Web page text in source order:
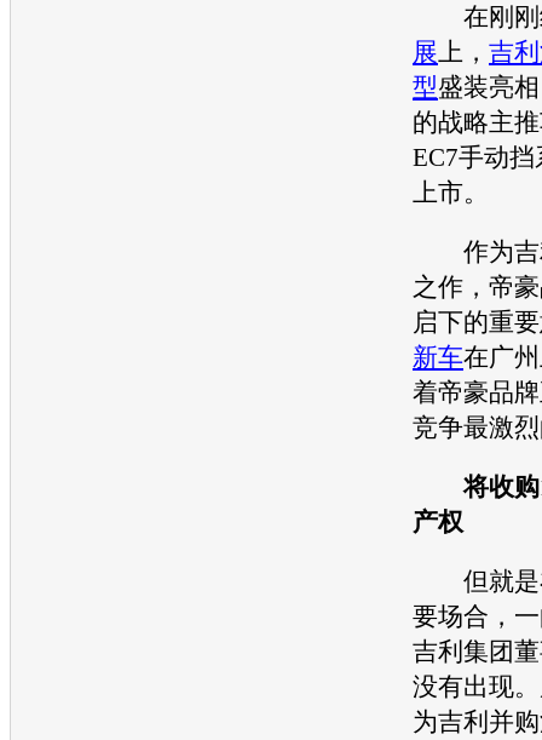
在刚刚
展上， 吉
型盛装亮
的战略主推
EC7手动挡
上市。
作为
之作，帝
启下的重
新车在广
着帝豪品
竞争最激
将收购
产权
但就是
要场合，
吉利 集团
没有出现
为吉利 并购